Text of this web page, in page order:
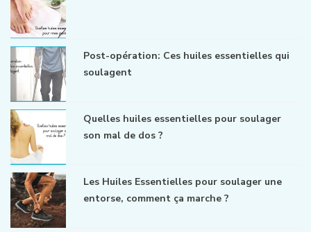
Post-opération: Ces huiles essentielles qui
soulagent
Quelles huiles essentielles pour soulager
son mal de dos ?
Les Huiles Essentielles pour soulager une
entorse, comment ça marche ?